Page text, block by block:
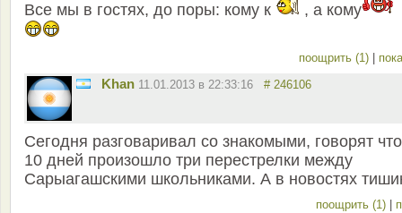
Все мы в гостях, до поры: кому к , а кому
поощрить (1)
Khan 11.01.2013 в 22:33:16 # 246106
Сегодня разговаривал со знакомыми, говорят
10 дней произошло три перестрелки между
Сарыагашскими школьниками. А в новостях
поощрить (1)